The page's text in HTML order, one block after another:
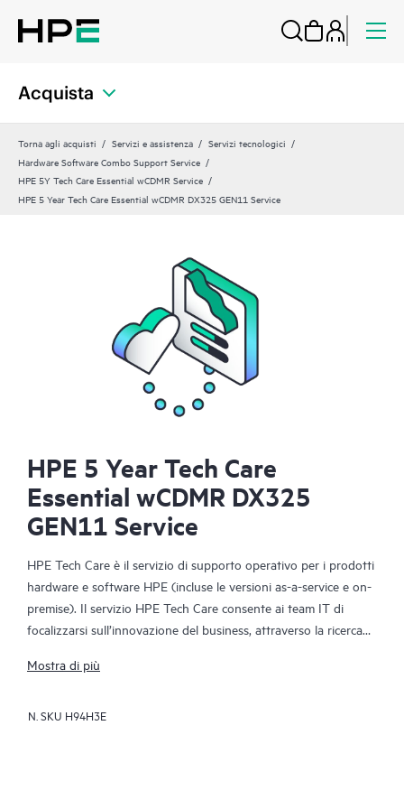
Acquista
Torna agli acquisti Servizi e assistenza
Servizi tecnologici
Hardware Software Combo Support Service
HPE 5Y Tech Care Essential wCDMR Service
HPE 5 Year Tech Care Essential wCDMR DX325 GEN11 Service
HPE 5 Year Tech Care
Essential wCDMR DX325
GEN11 Service
HPE Tech Care è il servizio di supporto operativo per i prodotti
hardware e software HPE (incluse le versioni as-a-service e on-
premise). Il servizio HPE Tech Care consente ai team IT di
focalizzarsi sull’innovazione del business, attraverso la ricerca
semplice risposta reattiva ai problemi.
Il servizio HPE Tech Care offre accesso diretto a specialisti dei
Mostra di più
N. SKU H94H3E